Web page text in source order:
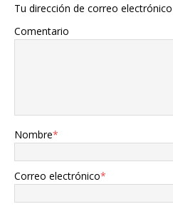
Tu dirección de correo
Comentario
Nombre*
Correo electrónico*